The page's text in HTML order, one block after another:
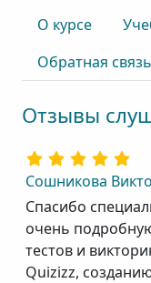
О курсе
Обратная связь
Отзывы
Сошникова
Спасибо
очень
тестов и
Quizizz,